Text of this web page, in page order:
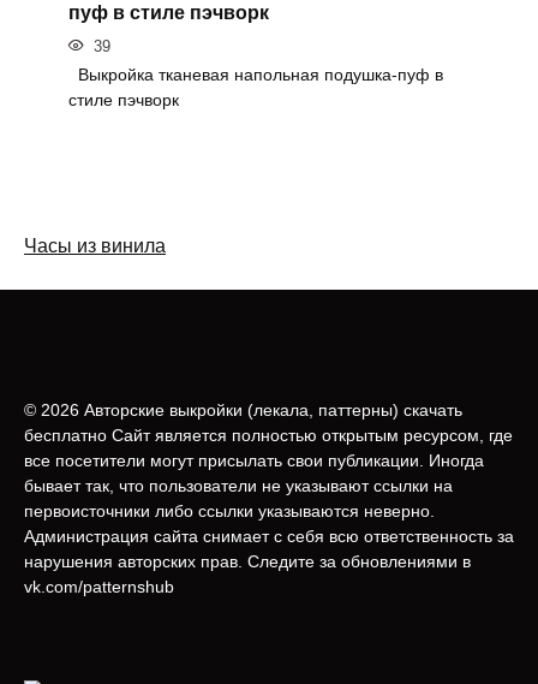
пуф в стиле пэчворк
39
Выкройка тканевая напольная подушка-пуф в
стиле пэчворк
Часы из винила
© 2026 Авторские выкройки (лeкала, паттерны) скачать
бесплатно Сайт является полностью открытым ресурсом, где
все посетители могут присылать свои публикации. Иногда
бывает так, что пользователи не указывают ссылки на
первоисточники либо ссылки указываются неверно.
Администрация сайта снимает с себя всю ответственность за
нарушения авторских прав. Следите за обновлениями в
vk.com/patternshub